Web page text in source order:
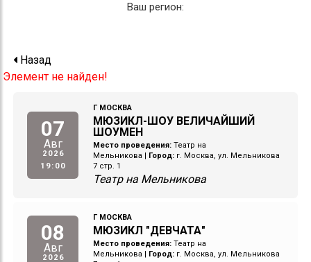
Ваш регион:
Назад
Элемент не найден!
07
Авг
2026
19:00
Г МОСКВА
МЮЗИКЛ-ШОУ ВЕЛИЧАЙШИЙ
ШОУМЕН
Место проведения: Театр на
Мельникова
Город: г. Москва, ул. Мельникова
7 стр. 1
Театр на Мельникова
08
Авг
2026
Г МОСКВА
МЮЗИКЛ "ДЕВЧАТА"
Место проведения: Театр на
Мельникова
Город: г. Москва, ул. Мельникова